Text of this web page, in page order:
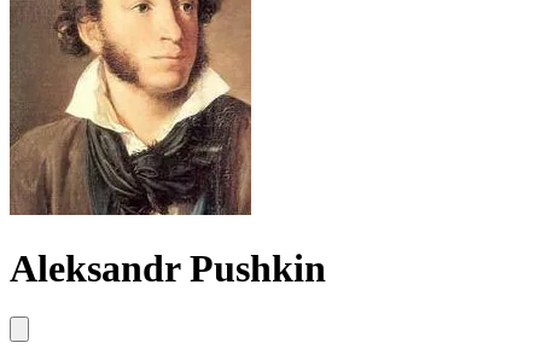
Aleksandr Pushkin